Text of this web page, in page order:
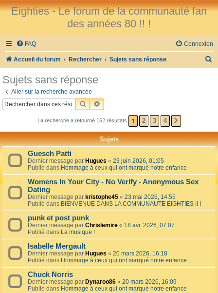
Eighties - Le forum de la communauté fan
des années 80 !! !
FAQ Connexion
Accueil du forum Rechercher Sujets sans réponse
h
r
Sujets sans réponse
Aller sur la recherche avancée
RECHERCHER
RECHERCHE AVANCÉE
La recherche a retourné 152 résultats 1 2 3 4
Sujets
Guesch Patti
Dernier message par Hugues « 23 juin 2026, 01:05
Publié dans Hommage à ceux qui ont marqué notre enfance
Womens In Your City - No Verify - Anonymous Sex
Dating
Dernier message par kristophe45 « 23 mai 2026, 14:55
Publié dans BIENVENUE DANS LA COMMUNAUTE EIGHTIES !! !
punk et post punk
Dernier message par Chrislemire « 18 avr. 2026, 07:07
Publié dans La musique !
Isabelle Mergault
Dernier message par Hugues « 20 mars 2026, 16:18
Publié dans Hommage à ceux qui ont marqué notre enfance
Chuck Norris
Dernier message par Dynaroo86 « 20 mars 2026, 16:09
Publié dans Hommage à ceux qui ont marqué notre enfance